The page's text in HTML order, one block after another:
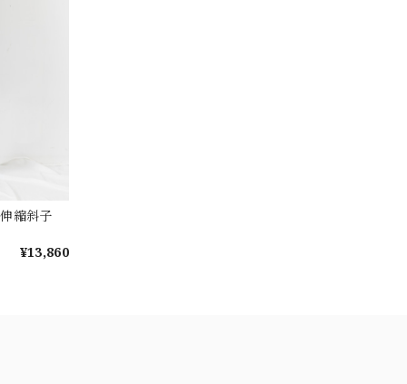
縮斜子
¥13,860